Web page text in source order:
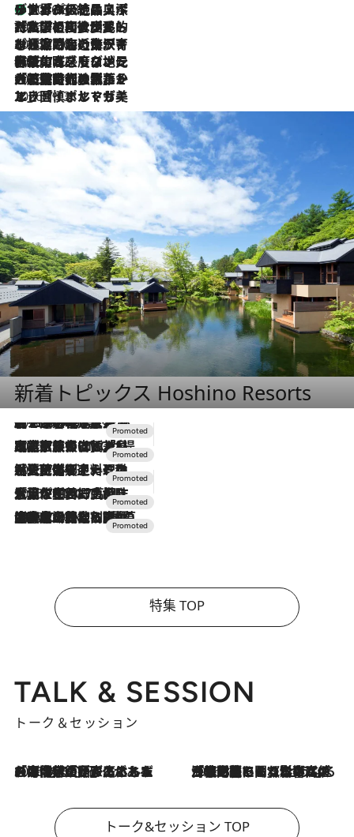
2026.8.8
リスボンの絶品スイーツ「パステル・デ・ナタ」とは？ポルトガル伝統の奥深い世界へ
2026.7.27
「私の祖国はポルトガル語です」国民的詩人フェルナンド・ペソアと、彼が愛した文学の街を歩く
2026.7.26
ポルトガル近海が育む極上の海の幸。キリリと冷えた白ワインと愉しむ、シーフード専門店の贅沢
2026.7.22
伝統の味をモダンに昇華。高感度な地元客が集う、リスボンの最旬ガストロノミー
2026.7.21
大航海時代の栄華から、震災、独裁、そして革命へ。ポルトガル・首都リスボンの石畳に刻まれた「歴史の光と影」
2026.7.13
エッセイ・ヤマザキマリ「慎ましくも美しき国 ポルトガル」
新着トピックス Hoshino Resorts
2026.8.7
【トンボの足水浴】ヒノキの香りに包まれて涼感マックス！約13℃の湧水かけ流しを避暑地「星野温泉 トンボの湯」で体験
2026.7.31
【ホテル帰省】という選択肢をOMOが提案。家族とほどよい距離を保つには「昼は実家、夜は気兼ねなくホテルで！」
2026.7.24
【夏限定ディナーコース】旬を迎える稚鮎や花ズッキーニなどをイタリア・トスカーナの郷土料理の手法で満喫！
2026.7.17
「土佐和ハーブかき氷」がOMO7高知に登場！生姜、山椒、大葉など目にも舌にも涼を呼ぶ郷土の味
2026.7.10
NEW OPEN！【界 草津】名湯の地に誕生。趣の異なる2種の温泉と上州ならではの会席・蕎麦割烹など美食を味わう究極の癒やし旅
特集 TOP
TALK & SESSION
トーク＆セッション
2026.8.3
「今後値上げがあるとすれば…」「リスクがあるのは今年の冬」エネルギー専門家が語る、ホルムズ海峡封鎖が家庭にもたらす“ある心配” 2026.8.3
「住宅建てられない…」「サーチャージ料の高値が続いている」ホルムズ海峡封鎖による影響はいつまで続く？《エネルギー専門家に聞く“どうなる日本の暮らし”》
トーク&セッション TOP